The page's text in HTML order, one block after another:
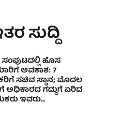
ಸುದ್ದಿ
ಹೊಸ
ಅವಕಾಶ: 7
ಸಚಿವ ಸ್ಥಾನ; ಮೊದಲ
ಅಧಿಕಾರದ ಗದ್ದುಗೆ ಏರಿದ
ಇವರು...